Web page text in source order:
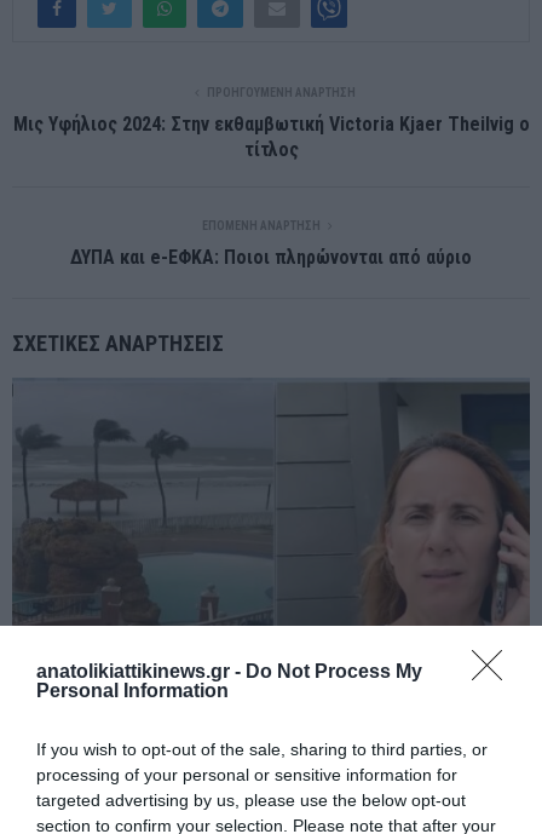
anatolikiattikinews.gr - Do Not Process My
Personal Information
If you wish to opt-out of the sale, sharing to third parties, or
processing of your personal or sensitive information for
targeted advertising by us, please use the below opt-out
section to confirm your selection. Please note that after your
ΠΡΟΗΓΟΎΜΕΝΗ ΑΝΆΡΤΗΣΗ
Μις Υφήλιος 2024: Στην εκθαμβωτική Victoria Kjaer Theilvig ο
τίτλος
ΕΠΌΜΕΝΗ ΑΝΆΡΤΗΣΗ
ΔΥΠΑ και e-ΕΦΚΑ: Ποιοι πληρώνονται από αύριο
ΣΧΕΤΙΚΈΣ ΑΝΑΡΤΉΣΕΙΣ
Τυφώνας«Μίλτον»Γιώτα Αργυροπούλου Φραγκέδη, πρόεδρος της
Πανελλήνιας Ομοσπονδίας της Φλόριντα των ΗΠΑ.